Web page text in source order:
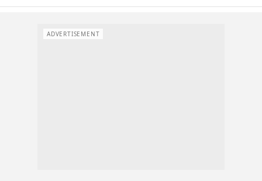
ADVERTISEMENT